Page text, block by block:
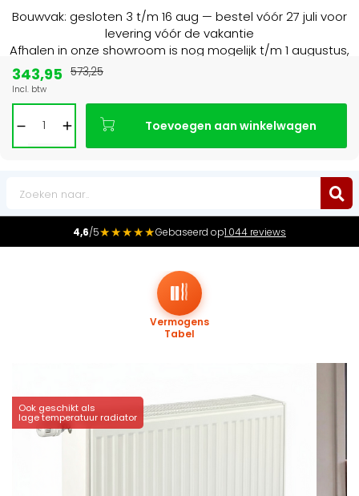
Bouwvak: gesloten 3 t/m 16 aug — bestel vóór 27 juli voor
levering vóór de vakantie
Afhalen in onze showroom is nog mogelijk t/m 1 augustus,
4,6/5★★★★★Gebaseerd op1.044 reviews
Ook geschikt als
lage temperatuur radiator
Vermogens
Tabel
343,95
Incl. btw
573,25
Toevoegen aan winkelwagen